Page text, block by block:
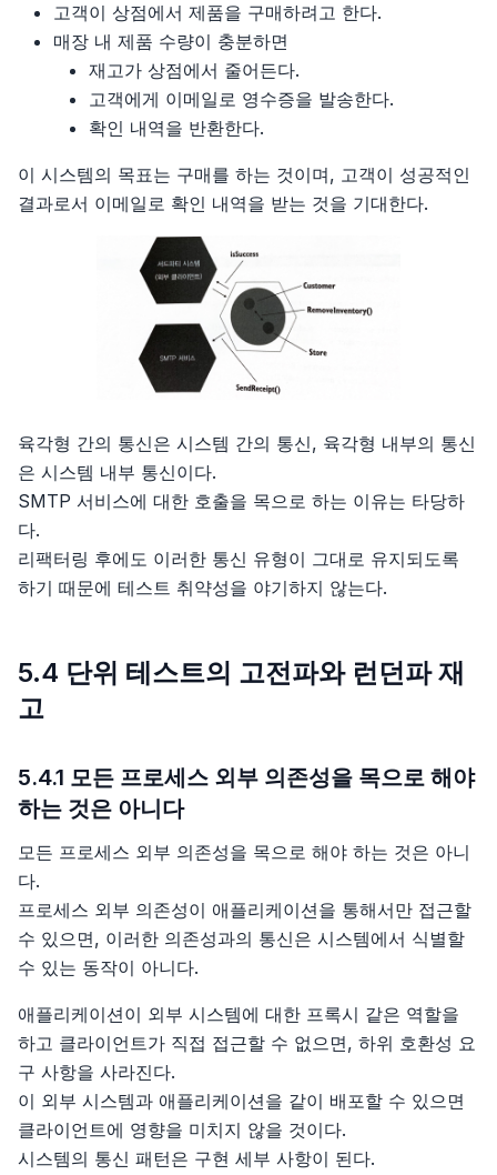
고객이 상점에서 제품을 구매하려고 한다.
매장 내 제품 수량이 충분하면
재고가 상점에서 줄어든다.
고객에게 이메일로 영수증을 발송한다.
확인 내역을 반환한다.
이 시스템의 목표는 구매를 하는 것이며, 고객이 성공적인
결과로서 이메일로 확인 내역을 받는 것을 기대한다.
육각형 간의 통신은 시스템 간의 통신, 육각형 내부의 통신
은 시스템 내부 통신이다.
SMTP 서비스에 대한 호출을 목으로 하는 이유는 타당하
다.
리팩터링 후에도 이러한 통신 유형이 그대로 유지되도록
하기 때문에 테스트 취약성을 야기하지 않는다.
5.4 단위 테스트의 고전파와 런던파 재
고
5.4.1 모든 프로세스 외부 의존성을 목으로 해야
하는 것은 아니다
모든 프로세스 외부 의존성을 목으로 해야 하는 것은 아니
다.
프로세스 외부 의존성이 애플리케이션을 통해서만 접근할
수 있으면, 이러한 의존성과의 통신은 시스템에서 식별할
수 있는 동작이 아니다.
애플리케이션이 외부 시스템에 대한 프록시 같은 역할을
하고 클라이언트가 직접 접근할 수 없으면, 하위 호환성 요
구 사항을 사라진다.
이 외부 시스템과 애플리케이션을 같이 배포할 수 있으면
클라이언트에 영향을 미치지 않을 것이다.
시스템의 통신 패턴은 구현 세부 사항이 된다.